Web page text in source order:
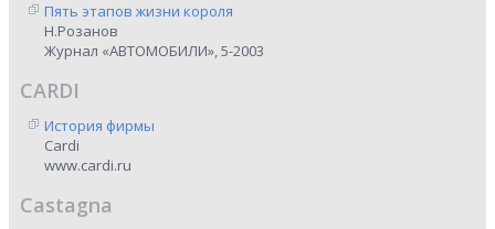
Пять этапов жизни короля
Н.Розанов
Журнал «АВТОМОБИЛИ», 5-2003
CARDI
История фирмы
Cardi
www.cardi.ru
Castagna